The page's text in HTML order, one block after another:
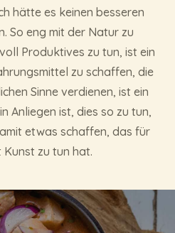
hätte es keinen besseren
So eng mit der Natur zu
Produktives zu tun, ist ein
zu schaffen, die
Sinne verdienen, ist ein
Anliegen ist, dies so zu tun,
etwas schaffen, das für
Kunst zu tun hat.